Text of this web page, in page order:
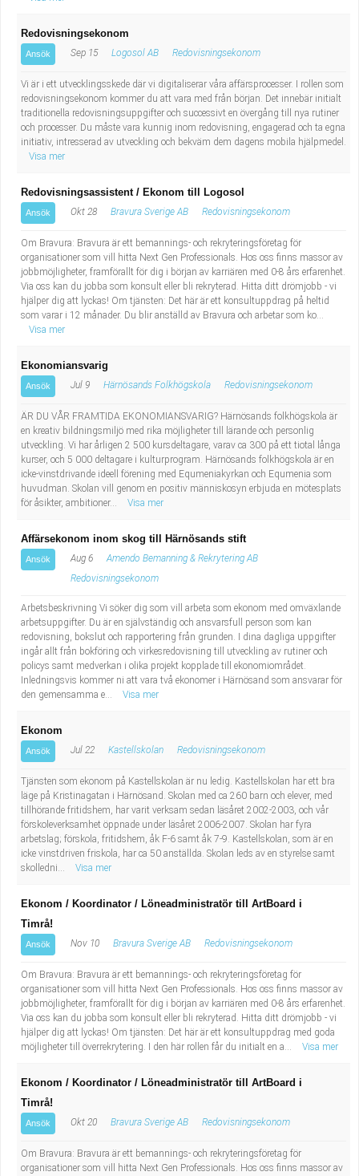
Redovisningsekonom
Ansök Sep 15 Logosol AB Redovisningsekonom
Vi är i ett utvecklingsskede där vi digitaliserar våra affärsprocesser. I rollen som
redovisningsekonom kommer du att vara med från början. Det innebär initialt
traditionella redovisningsuppgifter och successivt en övergång till nya rutiner
och processer. Du måste vara kunnig inom redovisning, engagerad och ta egna
initiativ, intresserad av utveckling och bekväm dem dagens mobila hjälpmedel.
Visa mer
Redovisningsassistent / Ekonom till Logosol
Ansök Okt 28 Bravura Sverige AB Redovisningsekonom
Om Bravura: Bravura är ett bemannings- och rekryteringsföretag för
organisationer som vill hitta Next Gen Professionals. Hos oss finns massor av
jobbmöjligheter, framförallt för dig i början av karriären med 0-8 års erfarenhet.
Via oss kan du jobba som konsult eller bli rekryterad. Hitta ditt drömjobb - vi
hjälper dig att lyckas! Om tjänsten: Det här är ett konsultuppdrag på heltid
som varar i 12 månader. Du blir anställd av Bravura och arbetar som ko...
Visa mer
Ekonomiansvarig
Ansök Jul 9 Härnösands Folkhögskola Redovisningsekonom
ÄR DU VÅR FRAMTIDA EKONOMIANSVARIG? Härnösands folkhögskola är
en kreativ bildningsmiljö med rika möjligheter till lärande och personlig
utveckling. Vi har årligen 2 500 kursdeltagare, varav ca 300 på ett tiotal långa
kurser, och 5 000 deltagare i kulturprogram. Härnösands folkhögskola är en
icke-vinstdrivande ideell förening med Equmeniakyrkan och Equmenia som
huvudman. Skolan vill genom en positiv människosyn erbjuda en mötesplats
för åsikter, ambitioner...
Visa mer
Affärsekonom inom skog till Härnösands stift
Ansök Aug 6
Amendo Bemanning & Rekrytering AB
Redovisningsekonom
Arbetsbeskrivning Vi söker dig som vill arbeta som ekonom med omväxlande
arbetsuppgifter. Du är en självständig och ansvarsfull person som kan
redovisning, bokslut och rapportering från grunden. I dina dagliga uppgifter
ingår allt från bokföring och virkesredovisning till utveckling av rutiner och
policys samt medverkan i olika projekt kopplade till ekonomiområdet.
Inledningsvis kommer ni att vara två ekonomer i Härnösand som ansvarar för
den gemensamma e...
Visa mer
Ekonom
Ansök Jul 22 Kastellskolan Redovisningsekonom
Tjänsten som ekonom på Kastellskolan är nu ledig. Kastellskolan har ett bra
läge på Kristinagatan i Härnösand. Skolan med ca 260 barn och elever, med
tillhörande fritidshem, har varit verksam sedan läsåret 2002-2003, och vår
förskoleverksamhet öppnade under läsåret 2006-2007. Skolan har fyra
arbetslag; förskola, fritidshem, åk F-6 samt åk 7-9. Kastellskolan, som är en
icke vinstdriven friskola, har ca 50 anställda. Skolan leds av en styrelse samt
skolledni...
Visa mer
Ekonom / Koordinator / Löneadministratör till ArtBoard i
Timrå!
Ansök Nov 10 Bravura Sverige AB Redovisningsekonom
Om Bravura: Bravura är ett bemannings- och rekryteringsföretag för
organisationer som vill hitta Next Gen Professionals. Hos oss finns massor av
jobbmöjligheter, framförallt för dig i början av karriären med 0-8 års erfarenhet.
Via oss kan du jobba som konsult eller bli rekryterad. Hitta ditt drömjobb - vi
hjälper dig att lyckas! Om tjänsten: Det här är ett konsultuppdrag med goda
möjligheter till överrekrytering. I den här rollen får du initialt en a...
Visa mer
Ekonom / Koordinator / Löneadministratör till ArtBoard i
Timrå!
Ansök Okt 20 Bravura Sverige AB Redovisningsekonom
Om Bravura: Bravura är ett bemannings- och rekryteringsföretag för
organisationer som vill hitta Next Gen Professionals. Hos oss finns massor av